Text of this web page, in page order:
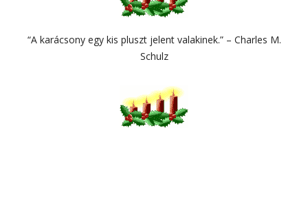
“A karácsony egy kis pluszt jelent valakinek.” – Charles M.
Schulz